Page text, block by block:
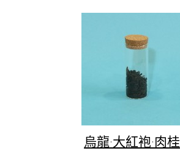
烏龍·大紅袍·肉桂